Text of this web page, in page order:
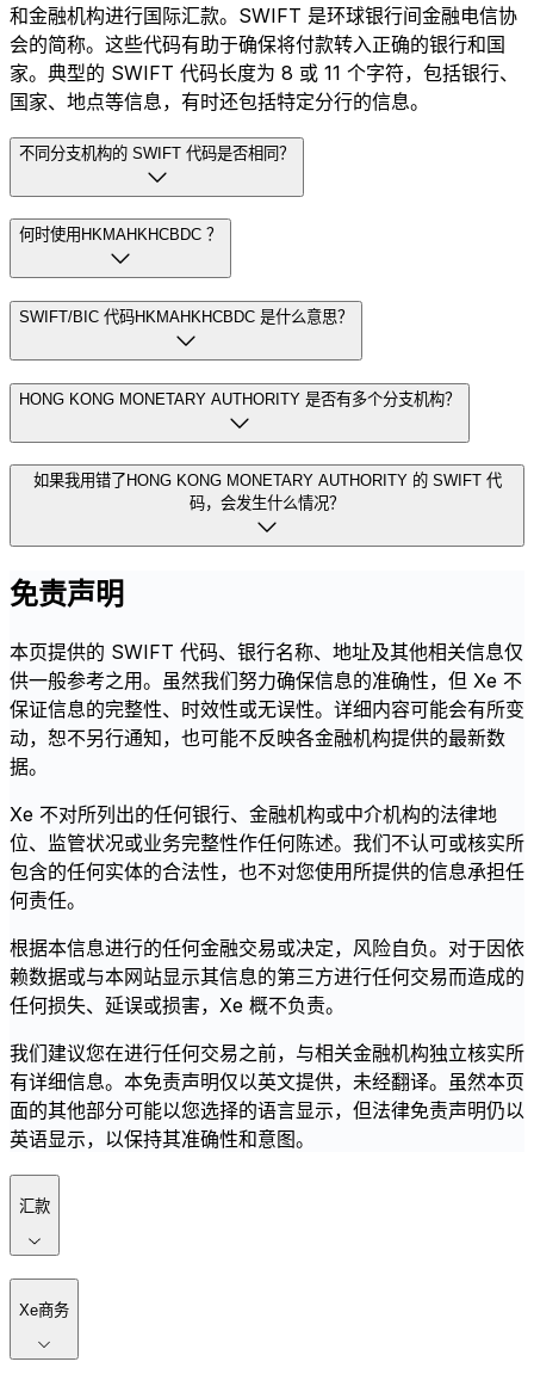
和金融机构进行国际汇款。SWIFT 是环球银行间金融电信协
会的简称。这些代码有助于确保将付款转入正确的银行和国
家。典型的 SWIFT 代码长度为 8 或 11 个字符，包括银行、
国家、地点等信息，有时还包括特定分行的信息。
不同分支机构的 SWIFT 代码是否相同？
何时使用HKMAHKHCBDC ？
SWIFT/BIC 代码HKMAHKHCBDC 是什么意思？
HONG KONG MONETARY AUTHORITY 是否有多个分支机构？
如果我用错了HONG KONG MONETARY AUTHORITY 的 SWIFT 代
码，会发生什么情况？
免责声明
本页提供的 SWIFT 代码、银行名称、地址及其他相关信息仅
供一般参考之用。虽然我们努力确保信息的准确性，但 Xe 不
保证信息的完整性、时效性或无误性。详细内容可能会有所变
动，恕不另行通知，也可能不反映各金融机构提供的最新数
据。
Xe 不对所列出的任何银行、金融机构或中介机构的法律地
位、监管状况或业务完整性作任何陈述。我们不认可或核实所
包含的任何实体的合法性，也不对您使用所提供的信息承担任
何责任。
根据本信息进行的任何金融交易或决定，风险自负。对于因依
赖数据或与本网站显示其信息的第三方进行任何交易而造成的
任何损失、延误或损害，Xe 概不负责。
我们建议您在进行任何交易之前，与相关金融机构独立核实所
有详细信息。本免责声明仅以英文提供，未经翻译。虽然本页
面的其他部分可能以您选择的语言显示，但法律免责声明仍以
英语显示，以保持其准确性和意图。
汇款
Xe商务